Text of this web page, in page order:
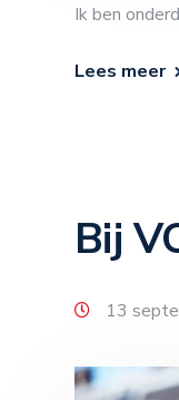
Ik ben
Lees meer
Bij
13